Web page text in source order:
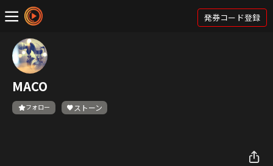
発券コード登録
MACO
フォロー ストーン